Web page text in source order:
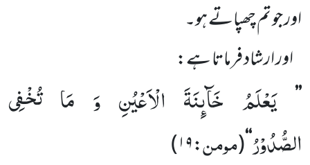
اور جو تم چھپاتے ہو۔
اور ارشاد فرماتا ہے:
’’ یَعْلَمُ خَآىٕنَةَ الْاَعْیُنِ وَ مَا تُخْفِی
الصُّدُوْرُ‘‘
(مومن:۱۹ )